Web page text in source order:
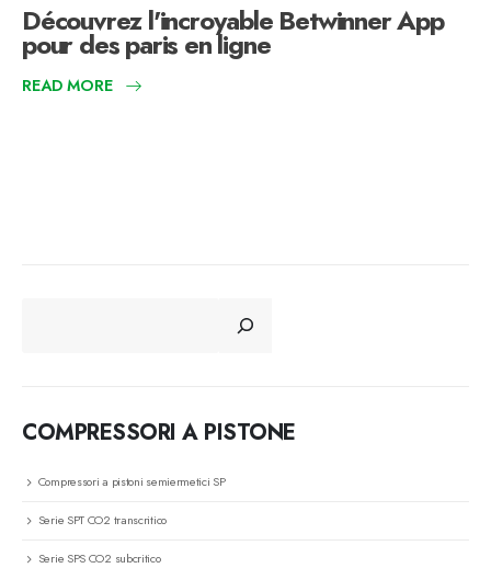
Découvrez l'incroyable Betwinner App
pour des paris en ligne
READ MORE
COMPRESSORI A PISTONE
Compressori a pistoni semiermetici SP
Serie SPT CO2 transcritico
Serie SPS CO2 subcritico